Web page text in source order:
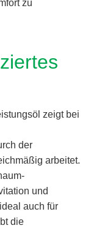
zu
zeigt bei
der
arbeitet.
und
auch für
die